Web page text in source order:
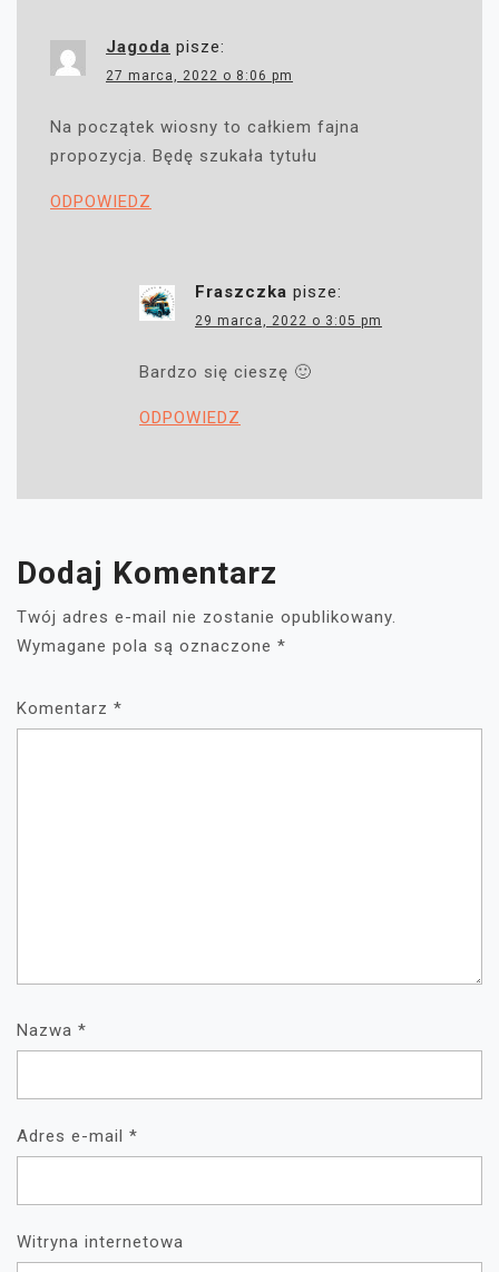
Jagoda pisze:
27 marca, 2022 o 8:06 pm
Na początek wiosny to całkiem fajna
propozycja. Będę szukała tytułu
ODPOWIEDZ
Fraszczka pisze:
29 marca, 2022 o 3:05 pm
Bardzo się cieszę 🙂
ODPOWIEDZ
Dodaj Komentarz
Twój adres e-mail nie zostanie opublikowany.
Wymagane pola są oznaczone *
Komentarz *
Nazwa *
Adres e-mail *
Witryna internetowa